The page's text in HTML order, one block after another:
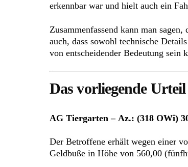
erkennbar war und hielt auch ein
Zusammenfassend kann man
auch, dass sowohl technische
von entscheidender Bedeutung
Das vorliegende Urteil
AG Tiergarten – Az.: (318 OWi)
Der Betroffene erhält wegen einer
Geldbuße in Höhe von 560,00